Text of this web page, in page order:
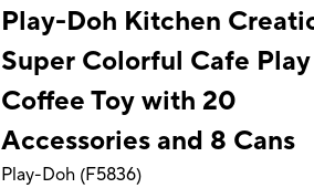
Play-Doh Kitchen
Super Colorful Cafe
Coffee Toy with 20
Accessories and 8 Cans
Play-Doh (F5836)